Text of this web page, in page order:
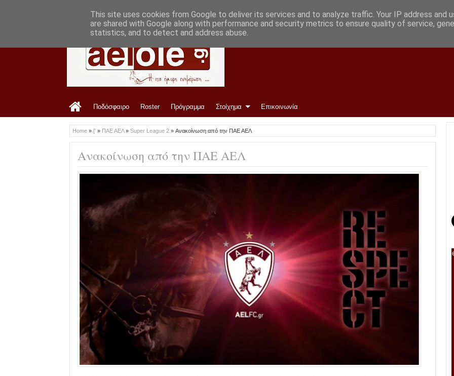
Ποδόσφαιρο Roster Πρόγραμμα Στοίχημα Επικοινωνία
Home » [' » ΠΑΕ ΑΕΛ» Super League 2 » Ανακοίνωση από την ΠΑΕ ΑΕΛ
Ανακοίνωση από την ΠΑΕ ΑΕΛ
This site uses cookies from Google to deliver its services and to analyze traffic. Your IP address and
are shared with Google along with performance and security metrics to ensure quality of service,
statistics, and to detect and address abuse.